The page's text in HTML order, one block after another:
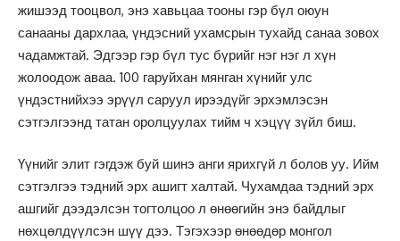
жишээд тооцвол, энэ хавьцаа тооны гэр бүл оюун
санааны дархлаа, үндэсний ухамсрын тухайд санаа зовох
чадамжтай. Эдгээр гэр бүл тус бүрийг нэг нэг л хүн
жолоодож аваа. 100 гаруйхан мянган хүнийг улс
үндэстнийхээ эрүүл саруул ирээдүйг эрхэмлэсэн
сэтгэлгээнд татан оролцуулах тийм ч хэцүү зүйл биш.
Үүнийг элит гэгдэж буй шинэ анги ярихгүй л болов уу. Ийм
сэтгэлгээ тэдний эрх ашигт халтай. Чухамдаа тэдний эрх
ашгийг дээдэлсэн тогтолцоо л өнөөгийн энэ байдлыг
нөхцөлдүүлсэн шүү дээ. Тэгэхээр өнөөдөр монгол